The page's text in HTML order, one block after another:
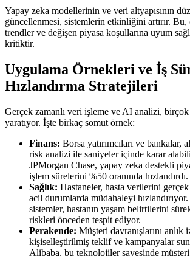
Yapay zeka modellerinin ve veri altyapısının
güncellenmesi, sistemlerin etkinliğini artırır.
trendler ve değişen piyasa koşullarına uyum
kritiktir.
Uygulama Örnekleri ve İş
Hızlandırma Stratejileri
Gerçek zamanlı veri işleme ve AI analizi,
yaratıyor. İşte birkaç somut örnek:
Finans: Borsa yatırımcıları ve
risk analizi ile saniyeler içinde karar
JPMorgan Chase, yapay zeka destekli
işlem sürelerini %50 oranında hızlandırdı.
Sağlık: Hastaneler, hasta verilerini
acil durumlarda müdahaleyi
sistemler, hastanın yaşam belirtilerini
riskleri önceden tespit ediyor.
Perakende: Müşteri davranışlarını anlık
kişiselleştirilmiş teklif ve kampanyalar
Alibaba, bu teknolojiler sayesinde